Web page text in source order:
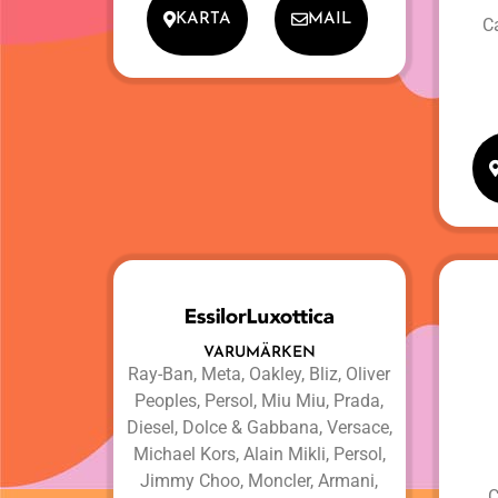
KARTA MAIL
VARUMÄRKEN
Ray-Ban, Meta, Oakley, Bliz, Oliver
Peoples, Persol, Miu Miu, Prada,
Diesel, Dolce & Gabbana, Versace,
Michael Kors, Alain Mikli, Persol,
Jimmy Choo, Moncler, Armani,